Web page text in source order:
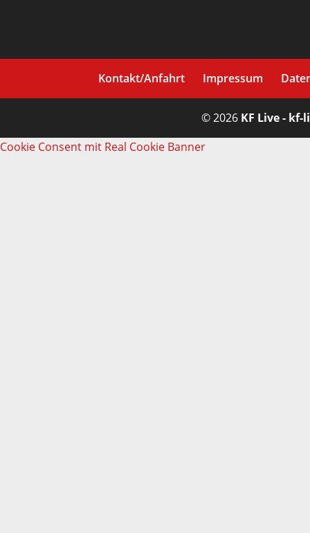
Kontakt/Anfahrt Impressum
© 2026 KF Live - kf-
Cookie Consent mit Real Cookie Banner